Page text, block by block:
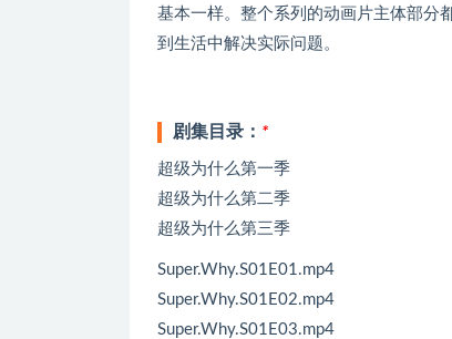
基本一样。整个系列的动画片主体部分
到生活中解决实际问题。
剧集目录： *
超级为什么第一季
超级为什么第二季
超级为什么第三季
Super.Why.S01E01.mp4
Super.Why.S01E02.mp4
Super.Why.S01E03.mp4